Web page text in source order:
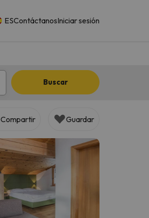
ESContáctanosIniciar sesión
Buscar
Compartir Guardar